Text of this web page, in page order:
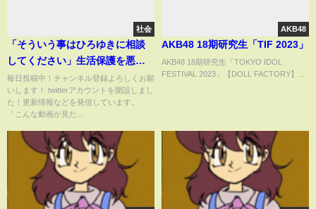
社会
「そういう事はひろゆきに相談
してください」生活保護を悪用
します！と宣言した相談者に岡
田斗司夫がマジギレした回【岡
田斗司夫 / 切り抜き / サイコパス
毎日投稿中！チャンネル登録よろしくお願
いします！ twitterアカウントを開設しまし
た！更新情報などを発信しています。
「こんな動画が見た...
AKB48
AKB48 18期研究生「TIF 2023」
AKB48 18期研究生「TOKYO IDOL
FESTIVAL 2023」【DOLL FACTORY】...